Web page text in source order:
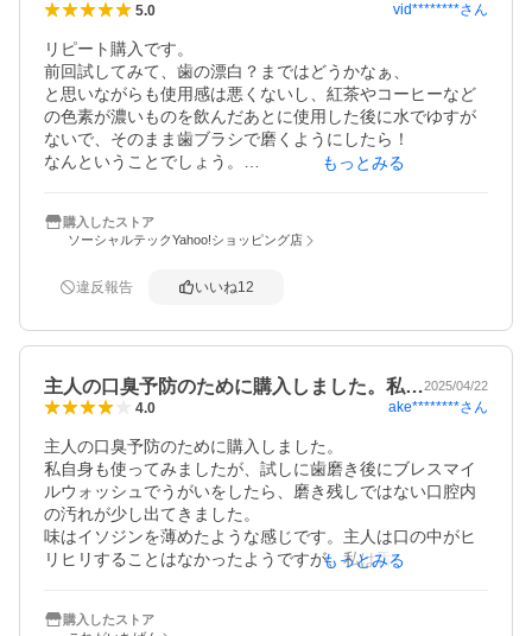
最初の状況を考慮し、その後の対応は満点ですが評価４と
5.0 vid********さん
リピート購入です。
前回試してみて、歯の漂白？まではどうかなぁ、
と思いながらも使用感は悪くないし、紅茶やコーヒーなど
の色素が濃いものを飲んだあとに使用した後に水でゆすが
ないで、そのまま歯ブラシで磨くようにしたら！
なんということでしょう。
い歯もいつのまにか着色汚れが薄く目立たなくなっていま
した。
私は10秒以上ブクブクと口に含んでいますが、
りません。
お値段が高いので、リピートするのは考えちゃいました
が、もう1本使ってみてもいいかな？と
もっとみる
購入したストア
ソーシャルテックYahoo!ショッピング店
違反報告 いいね12
主人の口臭予防のために購入しました。私…2025/04/22
4.0 ake********さん
主人の口臭予防のために購入しました。
私自身も使ってみましたが、試しに歯磨き後にブレスマイ
ルウォッシュでうがいをしたら、磨き残しではない口腔内
の汚れが少し出てきました。
味はイソジンを薄めたような感じです。主人は口の中がヒ
リヒリすることはなかったようですが、私は舌の一部がヒ
で、今後はそのようにしようと思います。口臭予防の効果
もっとみる
購入したストア